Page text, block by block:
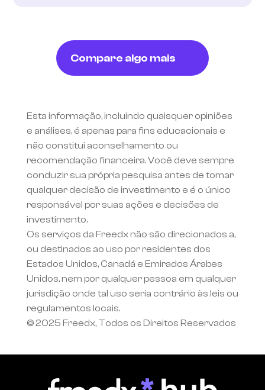
Compare algo mais
Esta informação, incluindo quaisquer opiniões
e análises, é apenas para fins educacionais e
não constitui aconselhamento ou
recomendação financeira. Você deve sempre
conduzir sua própria pesquisa antes de tomar
qualquer decisão de investimento e é o único
responsável por suas ações e decisões de
investimento.
Os serviços da Freedx não são direcionados a,
ou destinados ao uso por residentes dos
Estados Unidos, Canadá e Emirados Árabes
Unidos, nem por qualquer pessoa em qualquer
jurisdição onde tal uso seria contrário às leis ou
regulamentos locais.
© 2025 Freedx, Todos os Direitos Reservados